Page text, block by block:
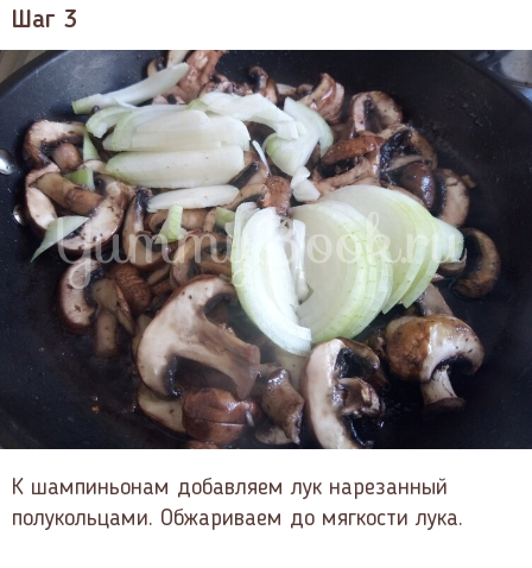
Шаг 3
К шампиньонам добавляем лук нарезанный
полукольцами. Обжариваем до мягкости лука.